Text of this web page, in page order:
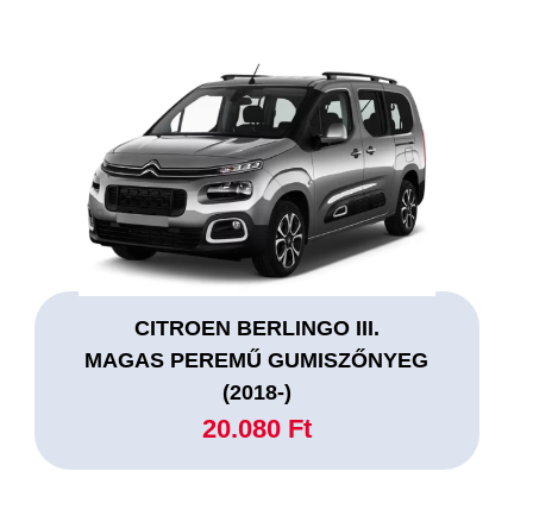
CITROEN BERLINGO III.
MAGAS PEREMŰ GUMISZŐNYEG
(2018-)
20.080 Ft